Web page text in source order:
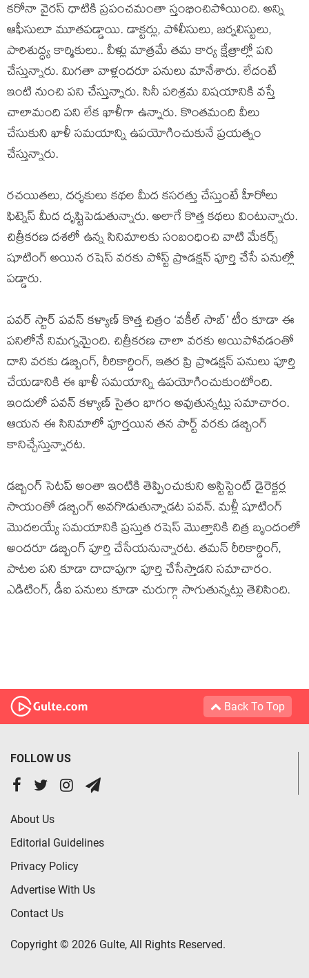
కరోనా వైరస్ ధాటికి ప్రపంచమంతా స్తంభించిపోయింది. అన్ని
ఆఫీసులూ మూతపడ్డాయి. డాక్టర్లు, పోలీసులు, జర్నలిస్టులు,
పారిశుద్ధ్య కార్మికులు.. వీళ్లు మాత్రమే తమ కార్య క్షేత్రాల్లో పని
చేస్తున్నారు. మిగతా వాళ్లందరూ పనులు మానేశారు. లేదంటే
ఇంటి నుంచి పని చేస్తున్నారు. సినీ పరిశ్రమ విషయానికి వస్తే
చాలామంది పని లేక ఖాళీగా ఉన్నారు. కొంతమంది వీలు
చేసుకుని ఖాళీ సమయాన్ని ఉపయోగించుకునే ప్రయత్నం
చేస్తున్నారు.
రచయితలు, దర్శకులు కథల మీద కసరత్తు చేస్తుంటే హీరోలు
ఫిట్నెస్ మీద దృష్టిపెడుతున్నారు. అలాగే కొత్త కథలు వింటున్నారు.
చిత్రీకరణ దశలో ఉన్న సినిమాలకు సంబంధించి వాటి మేకర్స్
షూటింగ్ అయిన రషెస్ వరకు పోస్ట్ ప్రొడక్షన్ పూర్తి చేసే పనుల్లో
పడ్డారు.
పవర్ స్టార్ పవన్ కళ్యాణ్ కొత్త చిత్రం ‘వకీల్ సాబ్’ టీం కూడా ఈ
పనిలోనే నిమగ్నమైంది. చిత్రీకరణ చాలా వరకు అయిపోవడంతో
దాని వరకు డబ్బింగ్, రీరికార్డింగ్, ఇతర ప్రి ప్రొడక్షన్ పనులు పూర్తి
చేయడానికి ఈ ఖాళీ సమయాన్ని ఉపయోగించుకుంటోంది.
ఇందులో పవన్ కళ్యాణ్ సైతం భాగం అవుతున్నట్లు సమాచారం.
ఆయన ఈ సినిమాలో పూర్తయిన తన పార్ట్ వరకు డబ్బింగ్
కానిచ్చేస్తున్నారట.
డబ్బింగ్ సెటప్ అంతా ఇంటికి తెప్పించుకుని అస్టిస్టెంట్ డైరెక్టర్ల
సాయంతో డబ్బింగ్ అవగొడుతున్నాడట పవన్. మళ్లీ షూటింగ్
మొదలయ్యే సమయానికి ప్రస్తుత రషెస్ మొత్తానికి చిత్ర బృందంలో
అందరూ డబ్బింగ్ పూర్తి చేసేయనున్నారట. తమన్ రీరికార్డింగ్,
పాటల పని కూడా దాదాపుగా పూర్తి చేసేస్తాడని సమాచారం.
ఎడిటింగ్, డీఐ పనులు కూడా చురుగ్గా సాగుతున్నట్లు తెలిసింది.
Back To Top
FOLLOW US
About Us
Editorial Guidelines
Privacy Policy
Advertise With Us
Contact Us
Copyright © 2026 Gulte, All Rights Reserved.